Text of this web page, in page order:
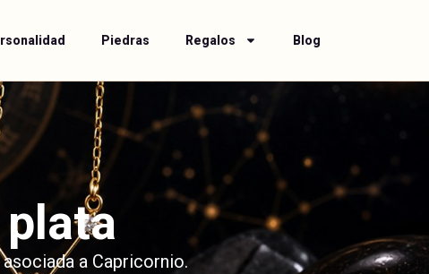
Piedras Regalos Blog
a Capricornio.